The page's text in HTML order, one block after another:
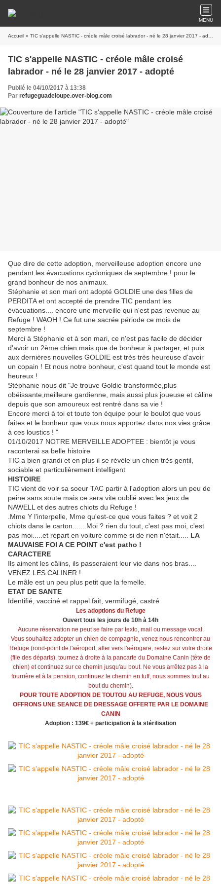
MENU
Accueil » TIC s'appelle NASTIC - créole mâle croisé labrador - né le 28 janvier 2017 - adopté
TIC s'appelle NASTIC - créole mâle croisé
labrador - né le 28 janvier 2017 - adopté
Publié le 04/10/2017 à 13:38
Par refugeguadeloupe.over-blog.com
Que dire de cette adoption, merveilleuse adoption encore une
pendant les évacuations cycloniques de septembre ! pour le
grand bonheur de nos animaux.
Stéphanie et son mari ont adopté GOLDIE une des filles de
PERDITA et ont accepté de prendre TIC pendant les
évacuations.... encore une merveille qui n'est pas revenue au
Refuge ! WAOH ! Ce fut une sacrée période ce mois de
septembre !
Merci à Stéphanie et à son mari, ce n'est pas facile de décider
d'avoir un 2ème chien mais que de bonheur à partager, et puis
aux dernières nouvelles GOLDIE est très très heureuse d'avoir
un copain ! Et nous notre bonheur, c'est quand tout le monde est
heureux !
Stéphanie nous dit "Je trouve Goldie transformée,plus
obéissante,meilleure gardienne, mais aussi plus joueuse et câline
depuis que son amoureux est rentré dans sa vie !
Encore merci à toi et toute ton équipe pour le boulot que vous
faites et le bonheur que vous nous apportez dans nos vies grâce
à ces loustics ! "
01/10/2017 NOTRE MERVEILLE ADOPTEE : bientôt je vous
raconterai sa belle histoire
TIC a bien grandi et en plus il se révèle un chien très gentil,
sociable et particulièrement intelligent
HISTOIRE
TIC vient de voir sa soeur TAC partir à l'adoption alors un peu de
peine sans soute mais ce sera vite oublié avec les jeux de
NAWELL et des autres chiots du Refuge !
.Mme Y l'interpelle, Mme qu'est-ce que vous faites ? et voit 2
chiots dans le carton.......Moi ? rien du tout, c'est pas moi, c'est
pas moi.....et repart en voiture comme si de rien n'était..... LA
MAUVAISE FOI A CE POINT c'est patho !
CARACTERE
Ils aiment les câlins, ils passeraient leur vie dans nos bras....
VENEZ LES CALINER !
Le mâle est un peu plus petit que la femelle.
ETAT DE SANTE
Identifié, vacciné et rappel fait, vermifugé, castré
Les adoptions du Refuge
Ouvert tous les jours de 10h à 14h
Aucune réservation ne peut se faire par texto, mail ou message vocal.
Vous souhaitez adopter un chien de compagnie, venez nous rencontrer au
Refuge (rond-point de l'aéroport, aller vers l'aérogare, restez sur votre droite
(file des départs), tournez à droite à la pancarte du Domaine Canin (tête de
chien) et continuez sur ce chemin jusqu'au bout. Ne vous arrêtez pas à la
fourrière et à la pension, continuez le chemin en tuff, nous sommes tout au
bout du chemin).
POUR TOUTE ADOPTION DE TOUTOU AU REFUGE, NOUS VOUS
OFFRONS UNE SEANCE DE DRESSAGE OFFERTE PAR LE DOMAINE
CANIN
Adoption : 139€ + participation à la stérilisation